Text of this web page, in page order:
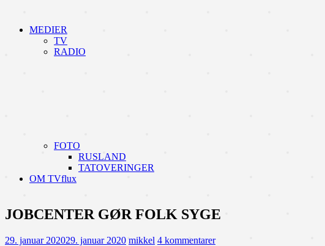
MEDIER
TV
RADIO
FOTO
RUSLAND
TATOVERINGER
OM TVflux
JOBCENTER GØR FOLK SYGE
29. januar 202029. januar 2020 mikkel 4 kommentarer